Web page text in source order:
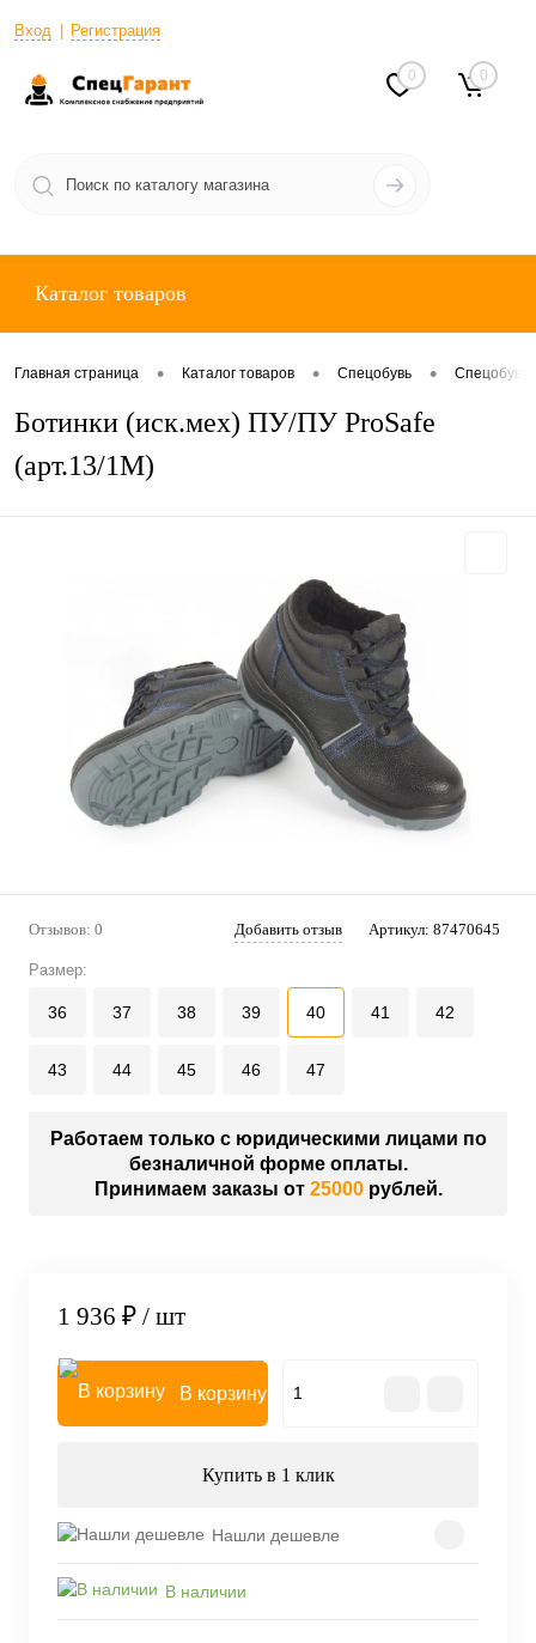
Вход Регистрация
0 0
Каталог товаров
Главная страница • Каталог товаров • Спецобувь • Спецобувь
Ботинки (иск.мех) ПУ/ПУ ProSafe
(арт.13/1М)
Отзывов: 0 Добавить отзыв Артикул: 87470645
Размер:
36 37 38 39 40 41 42
43 44 45 46 47
Работаем только с юридическими лицами по
безналичной форме оплаты.
Принимаем заказы от 25000рублей.
1 936 ₽ / шт
В корзину
Купить в 1 клик
Нашли дешевле
В наличии